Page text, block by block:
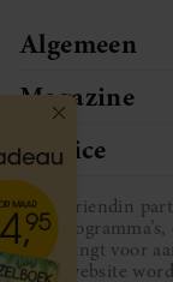
Algemeen
Magazine
Service
Vriendin
ontvangt voor
website